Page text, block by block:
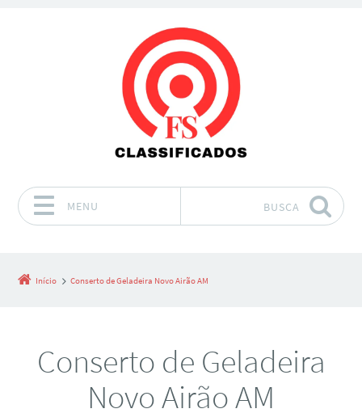
MENU BUSCA
Início Conserto de Geladeira Novo Airão AM
Conserto de Geladeira
Novo Airão AM